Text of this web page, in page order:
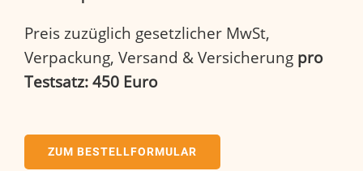
Preis zuzüglich gesetzlicher MwSt,
Verpackung, Versand & Versicherung pro
Testsatz:450 Euro
ZUM BESTELLFORMULAR